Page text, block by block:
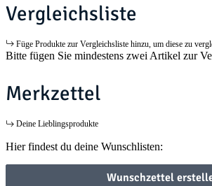
Vergleichsliste
Füge Produkte zur Vergleichsliste hinzu, um diese zu
Bitte fügen Sie mindestens zwei Artikel zur
Merkzettel
Deine Lieblingsprodukte
Hier findest du deine Wunschlisten:
Wunschzettel